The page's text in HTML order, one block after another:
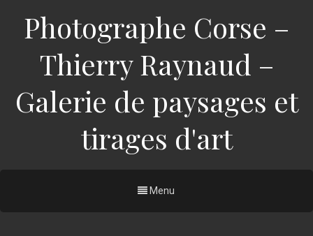
Photographe Corse –
Thierry Raynaud –
Galerie de paysages et
tirages d'art
Menu